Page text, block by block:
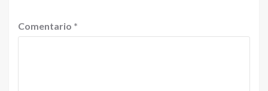
Comentario *